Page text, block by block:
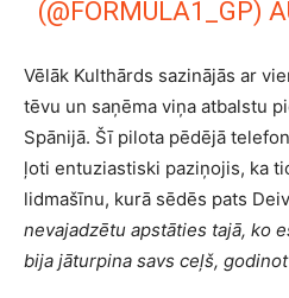
(@FORMULA1_GP)
Vēlāk Kulthārds sazinājās ar
tēvu un saņēma viņa atbalstu
Spānijā. Šī pilota pēdējā
ļoti entuziastiski paziņojis, ka
lidmašīnu, kurā sēdēs pats
nevajadzētu apstāties tajā, ko
bija jāturpina savs ceļš,